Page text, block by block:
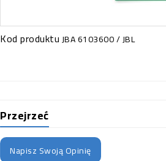
Kod produktuJBA 6103600 / JBL
Przejrzeć
Napisz Swoją Opinię